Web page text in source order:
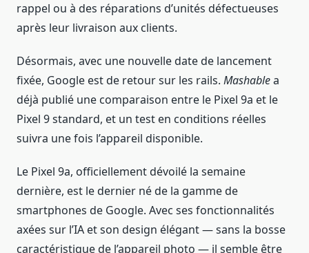
rappel ou à des réparations d’unités défectueuses
après leur livraison aux clients.
Désormais, avec une nouvelle date de lancement
fixée, Google est de retour sur les rails. Mashablea
déjà publié une comparaison entre le Pixel 9a et le
Pixel 9 standard, et un test en conditions réelles
suivra une fois l’appareil disponible.
Le Pixel 9a, officiellement dévoilé la semaine
dernière, est le dernier né de la gamme de
smartphones de Google. Avec ses fonctionnalités
axées sur l’IA et son design élégant — sans la bosse
caractéristique de l’appareil photo — il semble être